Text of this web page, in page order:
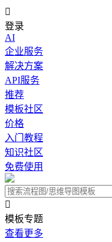

登录
AI
企业服务
解决方案
API服务
推荐
模板社区
价格
入门教程
知识社区
免费使用

模板专题
查看更多